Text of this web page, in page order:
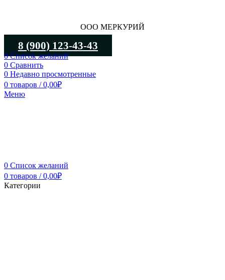
ООО МЕРКУРИЙ
8 (900) 123-43-43
0Список желаний
0 Сравнить
0 Недавно просмотренные
0 товаров / 0,00₽
Меню
0 Список желаний
0 товаров / 0,00₽
Категории